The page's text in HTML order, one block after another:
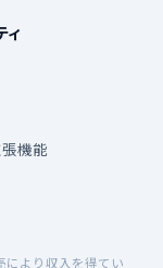
ィ
機能
により収入を得てい